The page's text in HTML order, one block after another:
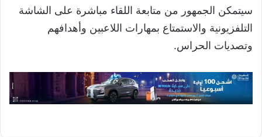
سيتمكن الجمهور من متابعة اللقاء مباشرة على الشاشة
التلفزيونية والاستمتاع بمهارات اللاعبين وأهدافهم
وتصديات الحراس.